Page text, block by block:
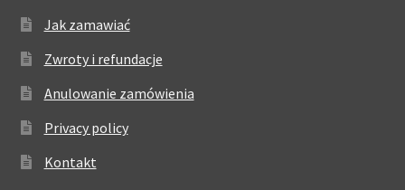
Jak zamawiać
Zwroty i refundacje
Anulowanie zamówienia
Privacy policy
Kontakt